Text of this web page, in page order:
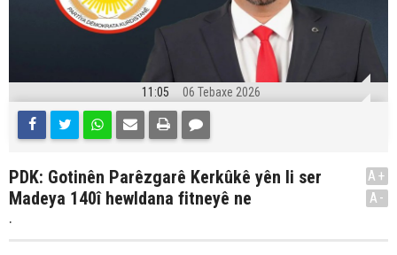
11:05 06 Tebaxe 2026
PDK: Gotinên Parêzgarê Kerkûkê yên li ser
Madeya 140î hewldana fitneyê ne
.
A+
A-